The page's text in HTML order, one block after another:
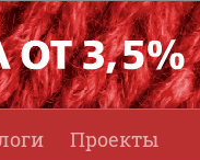
Проекты